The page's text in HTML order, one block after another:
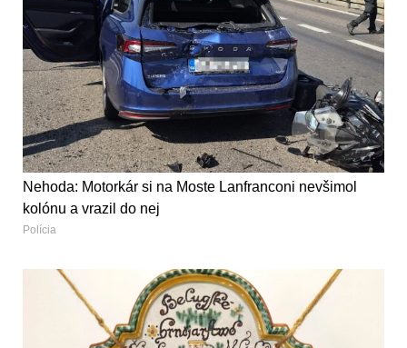
Nehoda: Motorkár si na Moste Lanfranconi nevšimol
kolónu a vrazil do nej
Polícia